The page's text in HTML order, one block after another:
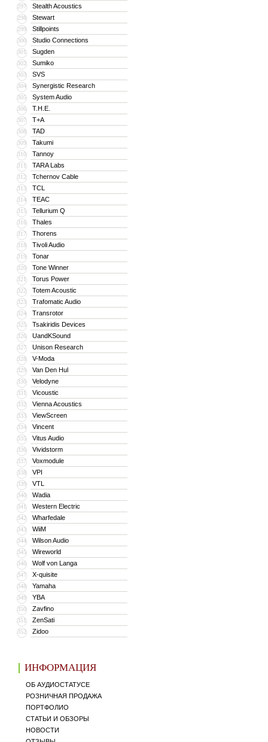
297 Stealth Acoustics
298 Stewart
299 Stillpoints
300 Studio Connections
301 Sugden
302 Sumiko
303 SVS
304 Synergistic Research
305 System Audio
306 T.H.E.
307 T+A
308 TAD
309 Takumi
310 Tannoy
311 TARA Labs
312 Tchernov Cable
313 TCL
314 TEAC
315 Tellurium Q
316 Thales
317 Thorens
318 Tivoli Audio
319 Tonar
320 Tone Winner
321 Torus Power
322 Totem Acoustic
323 Trafomatic Audio
324 Transrotor
325 Tsakiridis Devices
326 UandKSound
327 Unison Research
328 V-Moda
329 Van Den Hul
330 Velodyne
331 Vicoustic
332 Vienna Acoustics
333 ViewScreen
334 Vincent
335 Vitus Audio
336 Vividstorm
337 Voxmodule
338 VPI
339 VTL
340 Wadia
341 Western Electric
342 Wharfedale
343 WiiM
344 Wilson Audio
345 Wireworld
346 Wolf von Langa
347 X-quisite
348 Yamaha
349 YBA
350 Zavfino
351 ZenSati
352 Zidoo
ИНФОРМАЦИЯ
ОБ АУДИОСТАТУСЕ
РОЗНИЧНАЯ ПРОДАЖА
ПОРТФОЛИО
СТАТЬИ И ОБЗОРЫ
НОВОСТИ